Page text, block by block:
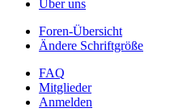
Über uns
Foren-Übersicht
Ändere Schriftgröße
FAQ
Mitglieder
Anmelden